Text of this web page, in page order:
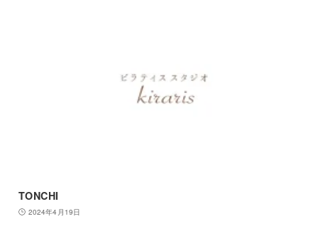
TONCHI
2024年4月19日